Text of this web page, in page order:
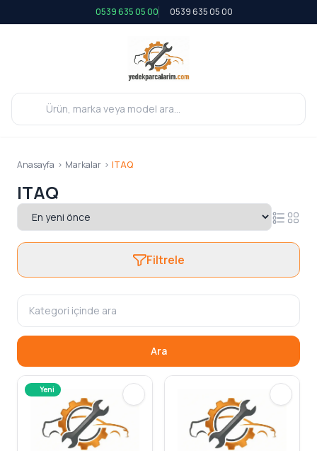
0539 635 05 00 0539 635 05 00
Anasayfa > Markalar > ITAQ
ITAQ
Filtrele
Ara
Yeni